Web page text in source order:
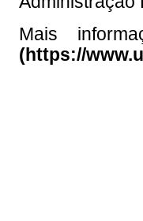
Mais
(https://